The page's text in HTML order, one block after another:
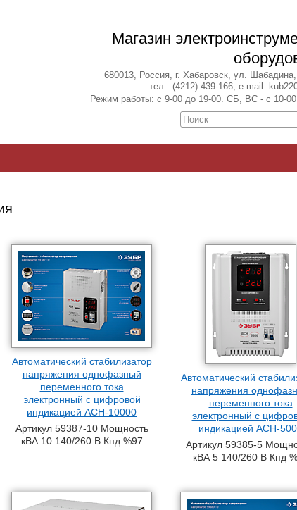
Магазин
680013, Россия, г. Хабаровск, ул.
тел.: (4212) 439-166, e-mail:
Режим работы: с 9-00 до 19-00. СБ, ВС - с 10-
Автоматический стабилизатор
напряжения однофазный
переменного тока
электронный с цифровой
индикацией АСН-10000
Артикул 59387-10 Мощность
кВА 10 140/260 В Кпд %97
Автоматический
напряжения
переменного тока
электронный с
индикацией АСН-
Артикул 59385-5
кВА 5 140/260 В Кпд